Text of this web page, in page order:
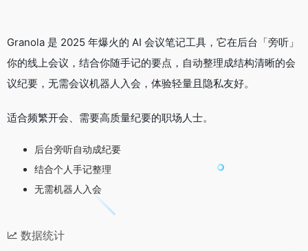
Granola 是 2025 年爆火的 AI 会议笔记工具，它在后台「旁听」
你的线上会议，结合你随手记的要点，自动整理成结构清晰的会
议纪要，无需会议机器人入会，体验轻量且隐私友好。
适合频繁开会、需要高质量纪要的职场人士。
后台旁听自动成纪要
结合个人手记整理
无需机器人入会
数据统计